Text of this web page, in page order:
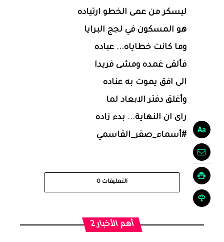
ليسكر من عمى الخطو ارتياده
هو المسكون في لجج البرايا
وما كانت خطاياه... عباده
فألقى غمده ومشى فريدا
الى افق يموت به عناده
وأغلق دفتر الابعاد لما
راى ان النهاية... بدء زاده
#أسماء_صقر_القاسمي
التعليقات 0
أهم الأخبار 2